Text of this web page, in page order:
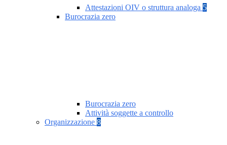
Attestazioni OIV o struttura analoga 5
Burocrazia zero
Burocrazia zero
Attività soggette a controllo
Organizzazione 8